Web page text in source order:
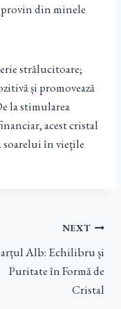
din minele
strălucitoare;
și promovează
la stimularea
acest cristal
soarelui în viețile
NEXT
Alb: Echilibru și
Puritate în Formă de
Cristal